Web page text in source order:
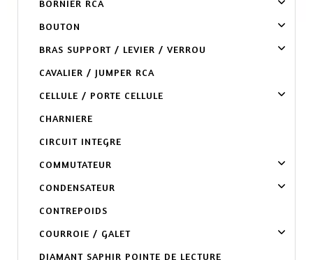
BORNIER RCA
BOUTON
BRAS SUPPORT / LEVIER / VERROU
CAVALIER / JUMPER RCA
CELLULE / PORTE CELLULE
CHARNIERE
CIRCUIT INTEGRE
COMMUTATEUR
CONDENSATEUR
CONTREPOIDS
COURROIE / GALET
DIAMANT SAPHIR POINTE DE LECTURE